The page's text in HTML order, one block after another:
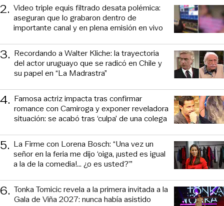
2. Video triple equis filtrado desata polémica:
aseguran que lo grabaron dentro de
importante canal y en plena emisión en vivo
3. Recordando a Walter Kliche: la trayectoria
del actor uruguayo que se radicó en Chile y
su papel en “La Madrastra”
4. Famosa actriz impacta tras confirmar
romance con Camiroga y exponer reveladora
situación: se acabó tras ‘culpa’ de una colega
5. La Firme con Lorena Bosch: “Una vez un
señor en la feria me dijo ‘oiga, ¡usted es igual
a la de la comedia!... ¿o es usted?’”
6. Tonka Tomicic revela a la primera invitada a la
Gala de Viña 2027: nunca había asistido